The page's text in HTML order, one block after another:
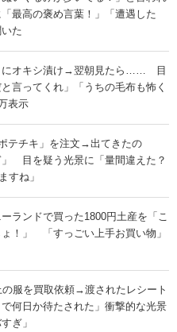
最高の褒め言葉！」「遭遇した
た
にオキシ漬け→翌朝見たら…… 目
言ってくれ」「うちの毛布も怖く
表示
テチキ」を注文→出てきたの
目を疑う光景に「量間違えた？
すね」
ランドで買った1800円土産を「こ
！」 「すっごい上手お買い物」
服を買取依頼→渡されたレシート
日か待たされた」衝撃的な光景
ぎ」